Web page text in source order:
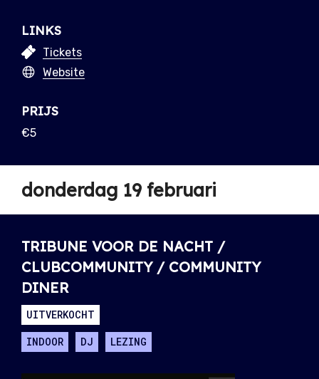
LINKS
Tickets
Website
PRIJS
€5
donderdag 19 februari
TRIBUNE VOOR DE NACHT /
CLUBCOMMUNITY / COMMUNITY
DINER
UITVERKOCHT
INDOOR
DJ LEZING